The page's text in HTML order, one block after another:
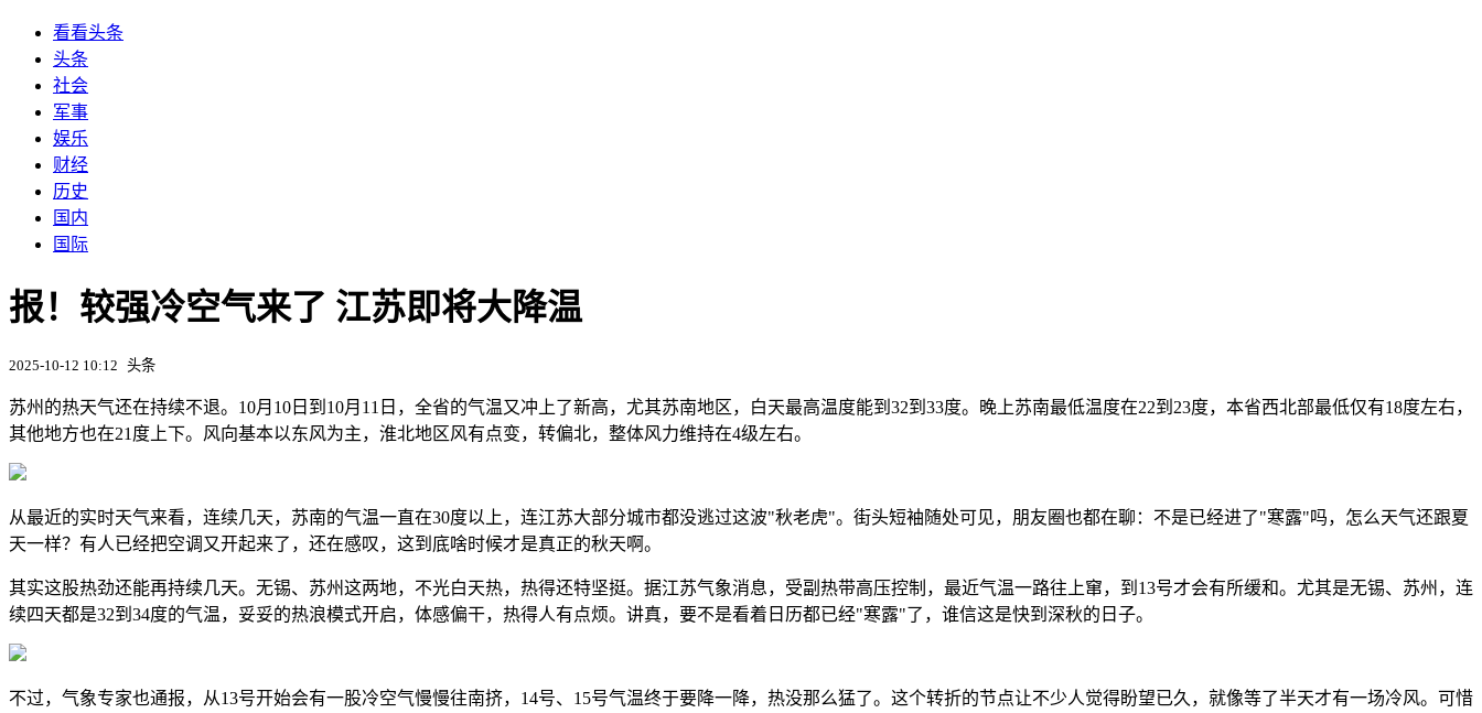
看看头条
头条
社会
军事
娱乐
财经
历史
国内
国际
报！较强冷空气来了 江苏即将大降温
2025-10-12 10:12 头条
苏州的热天气还在持续不退。10月10日到10月11日，全省的气温又冲上了新高，尤其苏南地区，白天最高温度能到32到33度。晚上苏南最低温度在22到23度，本省西北部最低仅有18度左右，
其他地方也在21度上下。风向基本以东风为主，淮北地区风有点变，转偏北，整体风力维持在4级左右。
从最近的实时天气来看，连续几天，苏南的气温一直在30度以上，连江苏大部分城市都没逃过这波"秋老虎"。街头短袖随处可见，朋友圈也都在聊：不是已经进了"寒露"吗，怎么天气还跟夏
天一样？有人已经把空调又开起来了，还在感叹，这到底啥时候才是真正的秋天啊。
其实这股热劲还能再持续几天。无锡、苏州这两地，不光白天热，热得还特坚挺。据江苏气象消息，受副热带高压控制，最近气温一路往上窜，到13号才会有所缓和。尤其是无锡、苏州，连
续四天都是32到34度的气温，妥妥的热浪模式开启，体感偏干，热得人有点烦。讲真，要不是看着日历都已经"寒露"了，谁信这是快到深秋的日子。
不过，气象专家也通报，从13号开始会有一股冷空气慢慢往南挤，14号、15号气温终于要降一降，热没那么猛了。这个转折的节点让不少人觉得盼望已久，就像等了半天才有一场冷风。可惜